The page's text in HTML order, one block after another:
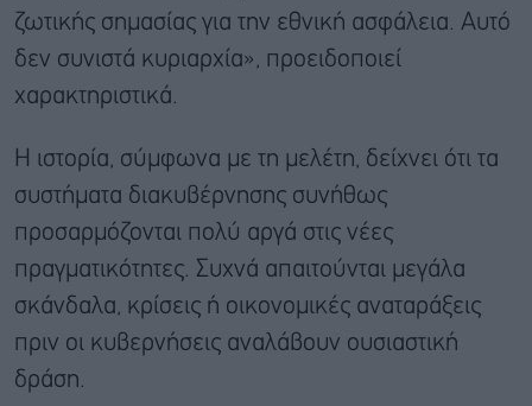
ζωτικής σημασίας για την εθνική ασφάλεια. Αυτό
δεν συνιστά κυριαρχία», προειδοποιεί
χαρακτηριστικά.
Η ιστορία, σύμφωνα με τη μελέτη, δείχνει ότι τα
συστήματα διακυβέρνησης συνήθως
προσαρμόζονται πολύ αργά στις νέες
πραγματικότητες. Συχνά απαιτούνται μεγάλα
σκάνδαλα, κρίσεις ή οικονομικές αναταράξεις
πριν οι κυβερνήσεις αναλάβουν ουσιαστική
δράση.